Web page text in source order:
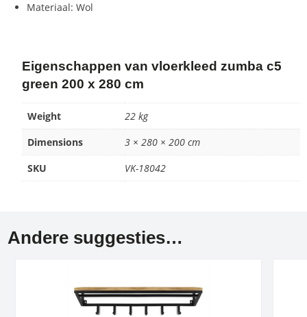
Materiaal: Wol
Eigenschappen van vloerkleed zumba c5
green 200 x 280 cm
Weight
22 kg
Dimensions
3 × 280 × 200 cm
SKU
VK-18042
Andere suggesties…